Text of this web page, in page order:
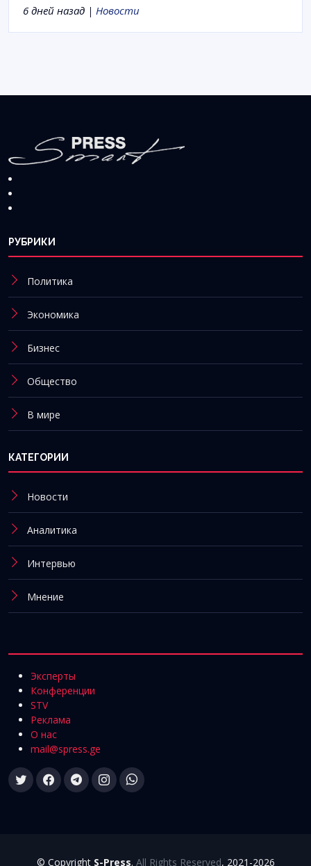
6 дней назад | Новости
РУБРИКИ
Политика
Экономика
Бизнес
Общество
В мире
КАТЕГОРИИ
Новости
Аналитика
Интервью
Мнение
Эксперты
Конференции
STV
Реклама
О нас
mail@spress.ge
© Copyright S-Press. All Rights Reserved, 2021-2026